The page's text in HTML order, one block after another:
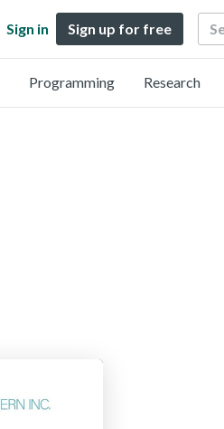
Sign in Sign up for free Search
Programming Research